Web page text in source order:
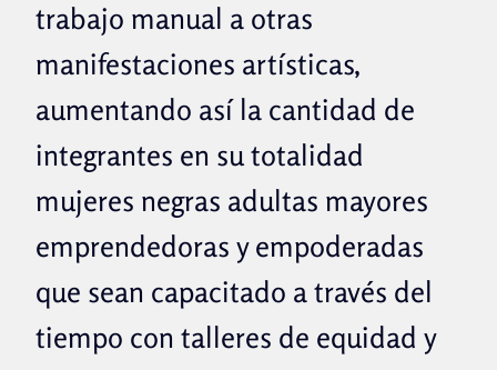
trabajo manual a otras
manifestaciones artísticas,
aumentando así la cantidad de
integrantes en su totalidad
mujeres negras adultas mayores
emprendedoras y empoderadas
que sean capacitado a través del
tiempo con talleres de equidad y